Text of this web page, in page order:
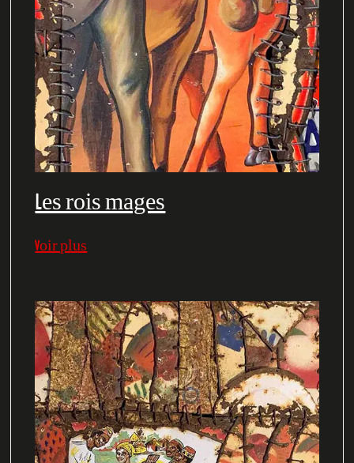
Les rois mages
Voir plus